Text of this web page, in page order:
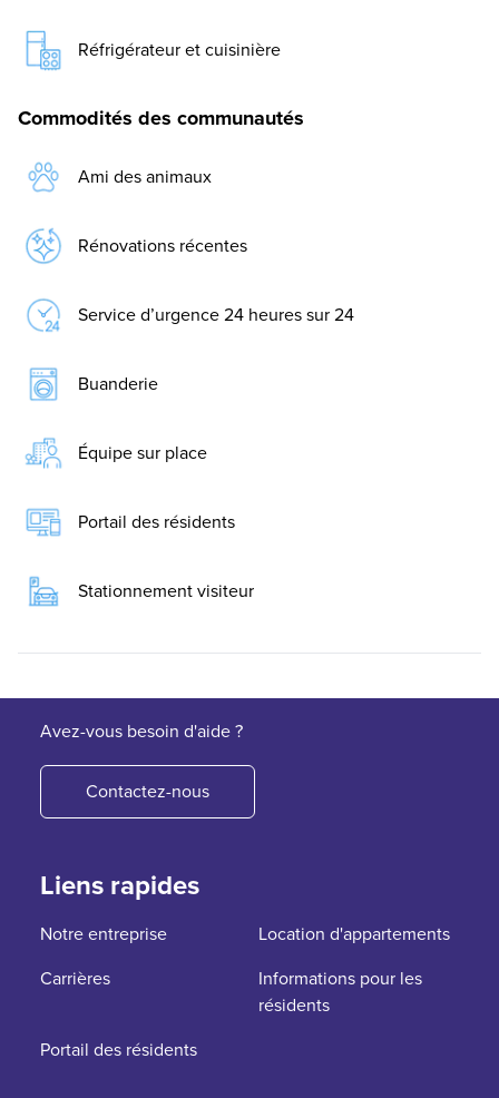
Réfrigérateur et cuisinière
Commodités des communautés
Ami des animaux
Rénovations récentes
Service d’urgence 24 heures sur 24
Buanderie
Équipe sur place
Portail des résidents
Stationnement visiteur
Avez-vous besoin d'aide ?
Contactez-nous
Liens rapides
Notre entreprise
Location d'appartements
Carrières
Informations pour les
résidents
Portail des résidents